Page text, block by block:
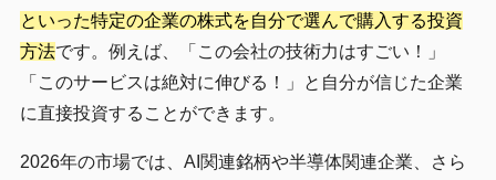
といった特定の企業の株式を自分で選んで購入する投資
方法です。例えば、「この会社の技術力はすごい！」
「このサービスは絶対に伸びる！」と自分が信じた企業
に直接投資することができます。
2026年の市場では、AI関連銘柄や半導体関連企業、さら